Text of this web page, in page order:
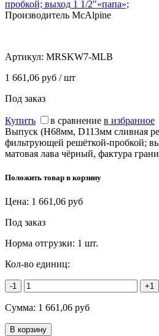
пробкой; выход 1 1/2"«папа»;
Производитель McAlpine
Артикул: MRSKW7-MLB
1 661,06 руб / шт
Под заказ
Купить в сравнение в избранное
Выпуск (H68мм, D113мм сливная
фильтрующей решёткой-пробкой;
матовая лава чёрный, фактура
Положить товар в корзину
Цена: 1 661,06 руб
Под заказ
Норма отгрузки: 1 шт.
Кол-во единиц:
-1 +1
Сумма: 1 661,06 руб